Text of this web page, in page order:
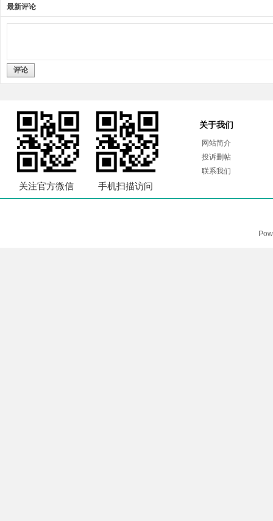
最新评论
评论
关注官方微信 手机扫描访问
关于我们
网站简介
投诉删帖
联系我们